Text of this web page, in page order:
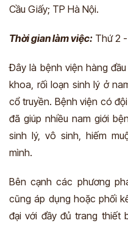
Cầu Giấy; TP Hà Nội.
Thời gian làm việc: Thứ 2
Đây là bệnh viện hàng
khoa, rối loạn sinh lý ở
cổ truyền. Bệnh viện có
đã giúp nhiều nam giới
sinh lý, vô sinh, hiếm
mình.
Bên cạnh các phương
cũng áp dụng hoặc phối
đại với đầy đủ trang thiết